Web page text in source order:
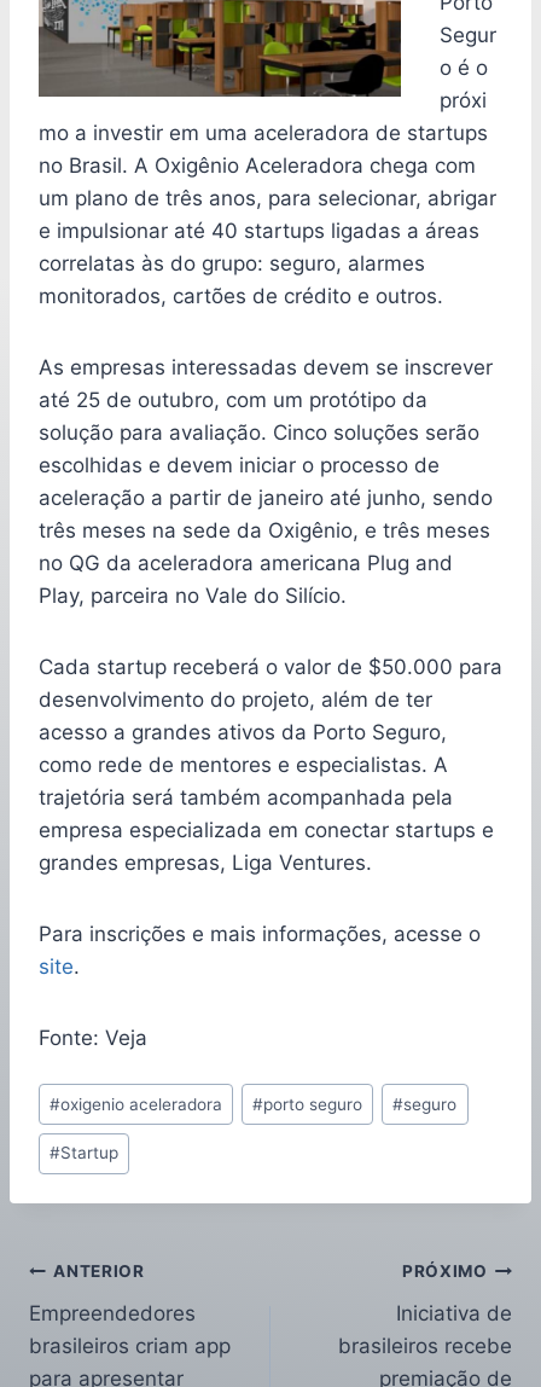
Segur
o é o
próxi
mo a investir em uma aceleradora de startups
no Brasil. A Oxigênio Aceleradora chega com
um plano de três anos, para selecionar, abrigar
e impulsionar até 40 startups ligadas a áreas
correlatas às do grupo: seguro, alarmes
monitorados, cartões de crédito e outros.
As empresas interessadas devem se inscrever
até 25 de outubro, com um protótipo da
solução para avaliação. Cinco soluções serão
escolhidas e devem iniciar o processo de
aceleração a partir de janeiro até junho, sendo
três meses na sede da Oxigênio, e três meses
no QG da aceleradora americana Plug and
Play, parceira no Vale do Silício.
Cada startup receberá o valor de $50.000 para
desenvolvimento do projeto, além de ter
acesso a grandes ativos da Porto Seguro,
como rede de mentores e especialistas. A
trajetória será também acompanhada pela
empresa especializada em conectar startups e
grandes empresas, Liga Ventures.
Para inscrições e mais informações, acesse o
site.
Fonte: Veja
#oxigenio aceleradora #porto seguro #seguro
#Startup
ANTERIOR
Empreendedores
brasileiros criam app
para apresentar
PRÓXIMO
Iniciativa de
brasileiros recebe
premiação de